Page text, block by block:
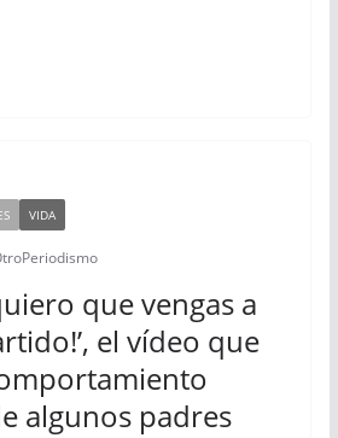
VIDA
que vengas a
el vídeo que
algunos padres